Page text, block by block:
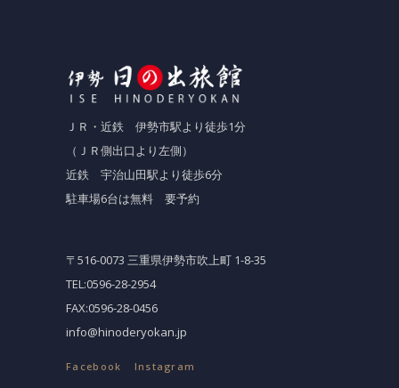
ＪＲ・近鉄 伊勢市駅より徒歩1分
（ＪＲ側出口より左側）
近鉄 宇治山田駅より徒歩6分
駐車場6台は無料 要予約
〒516-0073 三重県伊勢市吹上町 1-8-35
TEL:0596-28-2954
FAX:0596-28-0456
info@hinoderyokan.jp
Facebook Instagram